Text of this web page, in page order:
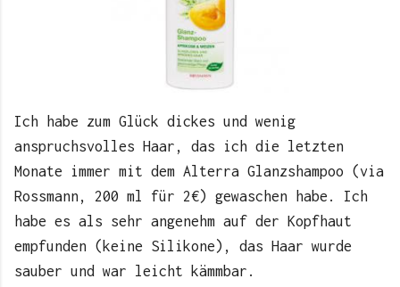
Ich habe zum Glück dickes und wenig
anspruchsvolles Haar, das ich die letzten
Monate immer mit dem Alterra Glanzshampoo (via
Rossmann, 200 ml für 2€) gewaschen habe. Ich
habe es als sehr angenehm auf der Kopfhaut
empfunden (keine Silikone), das Haar wurde
sauber und war leicht kämmbar.